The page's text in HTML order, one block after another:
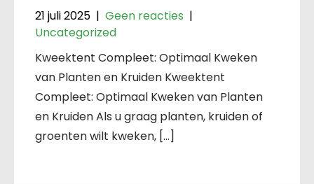
21 juli 2025 | Geen reacties |
Uncategorized
Kweektent Compleet: Optimaal Kweken
van Planten en Kruiden Kweektent
Compleet: Optimaal Kweken van Planten
en Kruiden Als u graag planten, kruiden of
groenten wilt kweken, […]